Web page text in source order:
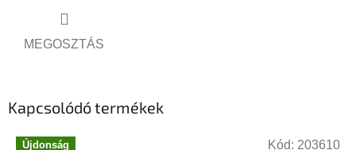
MEGOSZTÁS
Kapcsolódó termékek
Újdonság
Kód: 203610